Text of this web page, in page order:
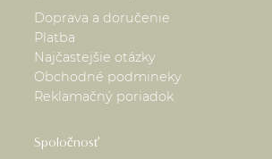
Doprava a doručenie
Platba
Najčastejšie otázky
Obchodné podmineky
Reklamačný poriadok
Spoločnosť